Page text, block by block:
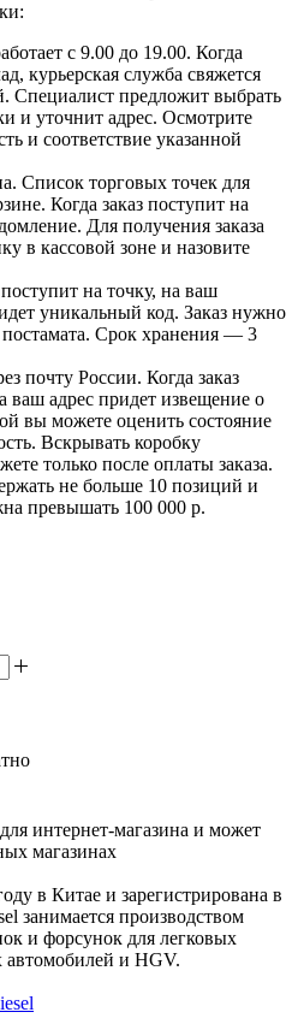
с 9.00 до 19.00. Когда
курьерская служба свяжется
Специалист предложит выбрать
и уточнит адрес. Осмотрите
и соответствие указанной
Список торговых точек для
Когда заказ поступит на
Для получения заказа
в кассовой зоне и назовите
на точку, на ваш
уникальный код. Заказ нужно
постамата. Срок хранения — 3
почту России. Когда заказ
ваш адрес придет извещение о
вы можете оценить состояние
Вскрывать коробку
только после оплаты заказа.
не больше 10 позиций и
превышать 100 000 р.
интернет-магазина и может
магазинах
в Китае и зарегистрирована в
производством
и форсунок для легковых
автомобилей и HGV.